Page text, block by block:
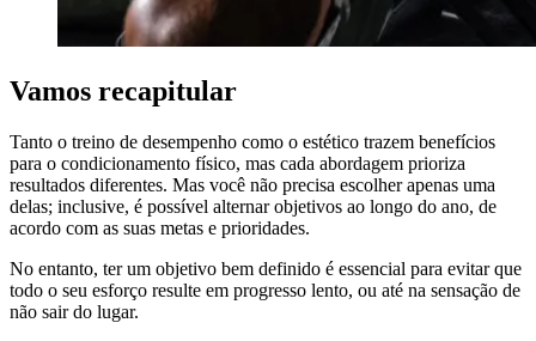
Vamos recapitular
Tanto o treino de desempenho como o estético trazem benefícios
para o condicionamento físico, mas cada abordagem prioriza
resultados diferentes. Mas você não precisa escolher apenas uma
delas; inclusive, é possível alternar objetivos ao longo do ano, de
acordo com as suas metas e prioridades.
No entanto, ter um objetivo bem definido é essencial para evitar que
todo o seu esforço resulte em progresso lento, ou até na sensação de
não sair do lugar.